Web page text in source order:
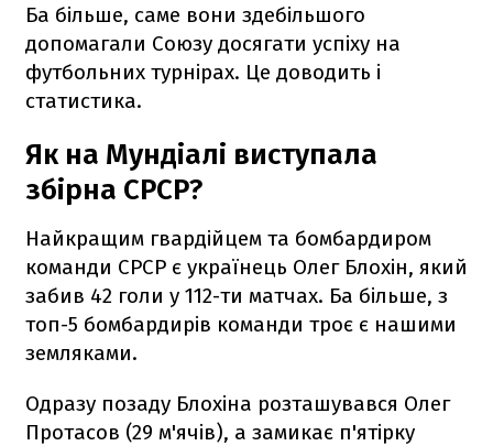
Ба більше, саме вони здебільшого
допомагали Союзу досягати успіху на
футбольних турнірах. Це доводить і
статистика.
Як на Мундіалі виступала
збірна СРСР?
Найкращим гвардійцем та бомбардиром
команди СРСР є українець Олег Блохін, який
забив 42 голи у 112-ти матчах. Ба більше, з
топ-5 бомбардирів команди троє є нашими
земляками.
Одразу позаду Блохіна розташувався Олег
Протасов (29 м'ячів), а замикає п'ятірку